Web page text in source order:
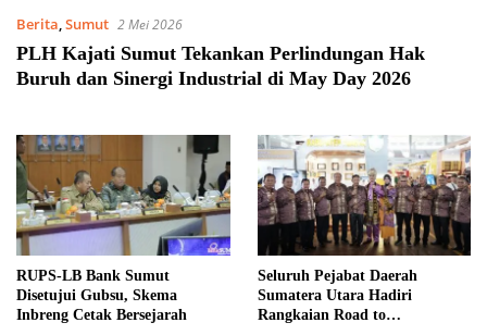
Berita,Sumut 2 Mei 2026
PLH Kajati Sumut Tekankan Perlindungan Hak
Buruh dan Sinergi Industrial di May Day 2026
RUPS-LB Bank Sumut
Disetujui Gubsu, Skema
Inbreng Cetak Bersejarah
Seluruh Pejabat Daerah
Sumatera Utara Hadiri
Rangkaian Road to